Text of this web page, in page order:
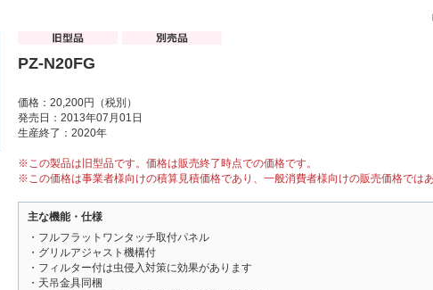
PZ-N20FG
価格：20,200円（税別）
発売日：2013年07月01日
生産終了：2020年
※この製品は旧型品です。価格は販売終了時点での価格です。
※この価格は事業者様向けの積算見積価格であり、一般消費者様向けの販売価格ではあ
主な機能・仕様
・フルフラットワンタッチ取付パネル
・グリルアジャスト機構付
・フィルター付は虫侵入対策に効果があります
・天吊金具同梱